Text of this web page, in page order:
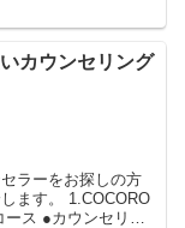
カウンセリング
ラーをお探しの方
ます。 1.COCORO